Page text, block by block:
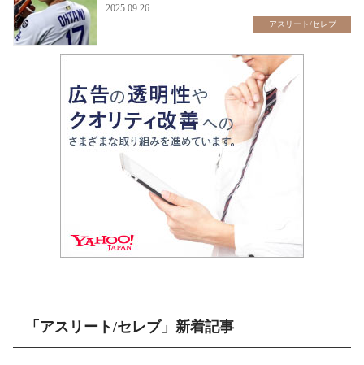
2025.09.26
アスリート/セレブ
「アスリート/セレブ」新着記事